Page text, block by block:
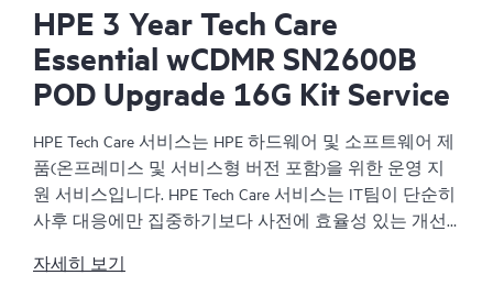
HPE 3 Year Tech Care
Essential wCDMR SN2600B
POD Upgrade 16G Kit Service
HPE Tech Care 서비스는 HPE 하드웨어 및 소프트웨어 제
품(온프레미스 및 서비스형 버전 포함)을 위한 운영 지
원 서비스입니다. HPE Tech Care 서비스는 IT팀이 단순히
사후 대응에만 집중하기보다 사전에 효율성 있는 개선
줍니다.
자세히 보기